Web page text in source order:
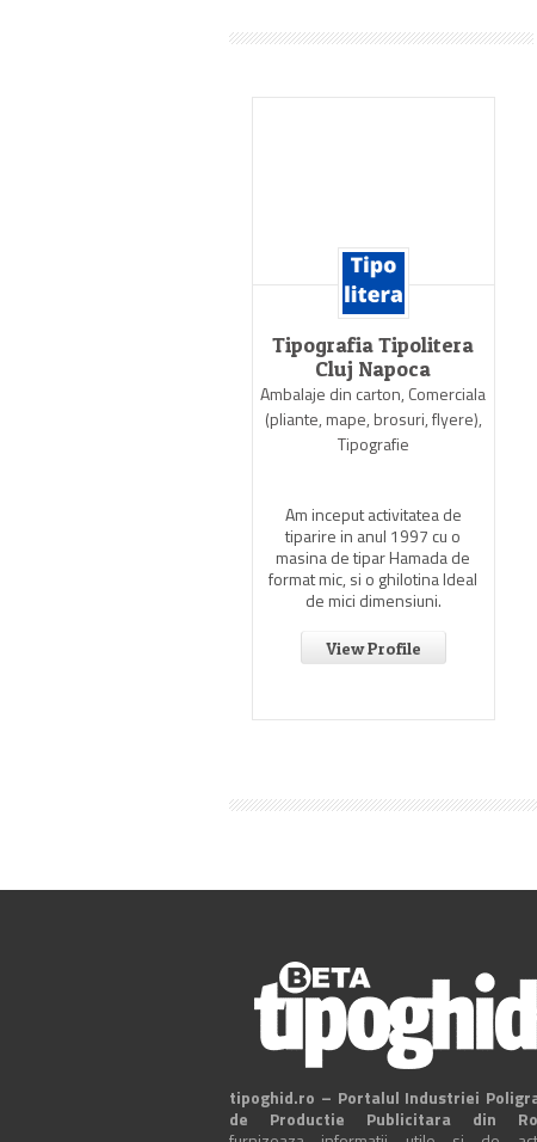
Tipografia Tipolitera
Cluj Napoca
Ambalaje din carton, Comerciala
(pliante, mape, brosuri, flyere),
Tipografie
Am inceput activitatea de
tiparire in anul 1997 cu o
masina de tipar Hamada de
format mic, si o ghilotina Ideal
de mici dimensiuni.
View Profile
tipoghid.ro – Portalul Industriei
de Productie Publicitara din